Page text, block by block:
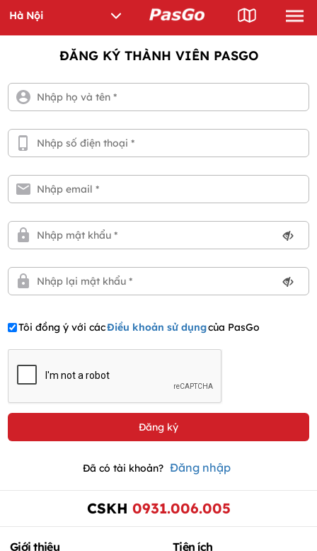
ĐĂNG KÝ THÀNH VIÊN PASGO
Tôi đồng ý với cácĐiều khoản sử dụngcủa PasGo
Đã có tài khoản? Đăng nhập
CSKH 0931.006.005
Giới thiệu Tiện ích